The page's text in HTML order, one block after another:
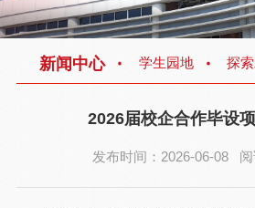
新闻中心 学生园地 探
2026届校企合作毕设
发布时间：2026-06-08 阅